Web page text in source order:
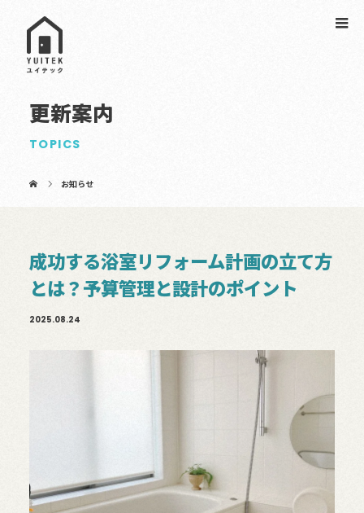
更新案内
TOPICS
お知らせ
成功する浴室リフォーム計画の立て方
とは？予算管理と設計のポイント
2025.08.24